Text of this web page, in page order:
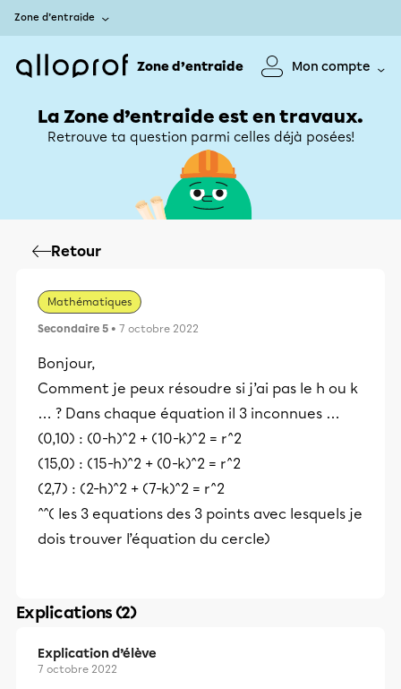
Zone d’entraide
Zone d’entraide Mon compte
La Zone d’entraide est en travaux.
Retrouve ta question parmi celles déjà posées!
Retour
Mathématiques
Secondaire 5 • 7 octobre 2022
Bonjour,
Comment je peux résoudre si j’ai pas le h ou k
… ? Dans chaque équation il 3 inconnues …
(0,10) : (0-h)^2 + (10-k)^2 = r^2
(15,0) : (15-h)^2 + (0-k)^2 = r^2
(2,7) : (2-h)^2 + (7-k)^2 = r^2
^^( les 3 equations des 3 points avec lesquels je
dois trouver l’équation du cercle)
Explications (2)
Explication d’élève
7 octobre 2022